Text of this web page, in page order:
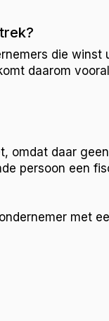
die
daarom
omdat daar
persoon een
met